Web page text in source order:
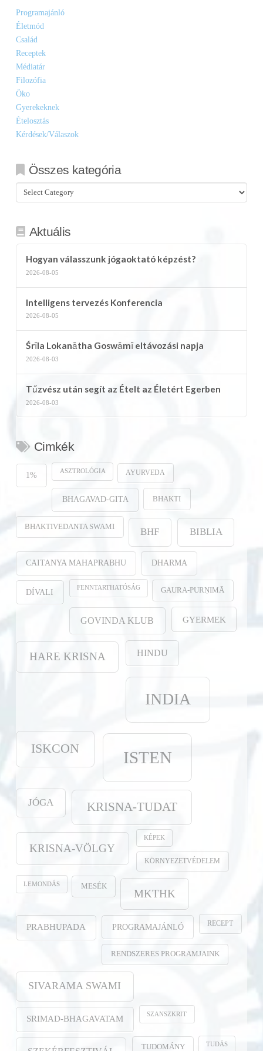
Programajánló
Életmód
Család
Receptek
Médiatár
Filozófia
Öko
Gyerekeknek
Ételosztás
Kérdések/Válaszok
Összes kategória
Összes
kategória
Aktuális
Hogyan válasszunk jógaoktató képzést?
2026-08-05
Intelligens tervezés Konferencia
2026-08-05
Śrīla Lokanātha Goswāmī eltávozási napja
2026-08-03
Tűzvész után segít az Ételt az Életért Egerben
2026-08-03
Cimkék
1% ASZTROLÓGIA AYURVEDA
BHAGAVAD-GITA BHAKTI
BHAKTIVEDANTA SWAMI BHF BIBLIA
CAITANYA MAHAPRABHU DHARMA
DÍVALI FENNTARTHATÓSÁG GAURA-PURṆIMĀ
GOVINDA KLUB GYERMEK
HARE KRISNA HINDU
INDIA
ISKCON ISTEN
JÓGA KRISNA-TUDAT
KRISNA-VÖLGY
KÉPEK
KÖRNYEZETVÉDELEM
LEMONDÁS MESÉK
MKTHK
PRABHUPADA PROGRAMAJÁNLÓ RECEPT
RENDSZERES PROGRAMJAINK
SIVARAMA SWAMI
SRIMAD-BHAGAVATAM SZANSZKRIT
TUDOMÁNY TUDÁS